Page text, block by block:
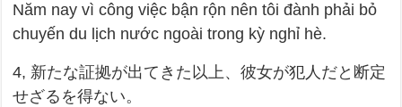
Năm nay vì công việc bận rộn nên tôi đành phải bỏ
chuyến du lịch nước ngoài trong kỳ nghỉ hè.
4, 新たな証拠が出てきた以上、彼女が犯人だと断定
せざるを得ない。